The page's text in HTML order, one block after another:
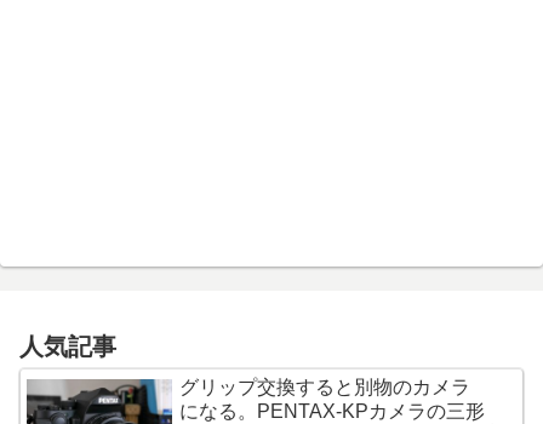
人気記事
グリップ交換すると別物のカメラ
になる。PENTAX-KPカメラの三形